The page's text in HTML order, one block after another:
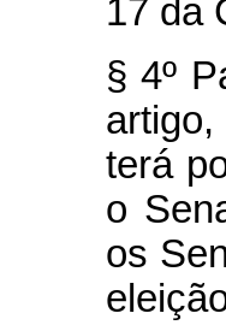
17 da
§ 4º
terá
o
os